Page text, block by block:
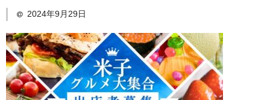
医療関係チャンネル
教育・セミナーチャンネル
文化・伝統チャンネル
2024年9月29日